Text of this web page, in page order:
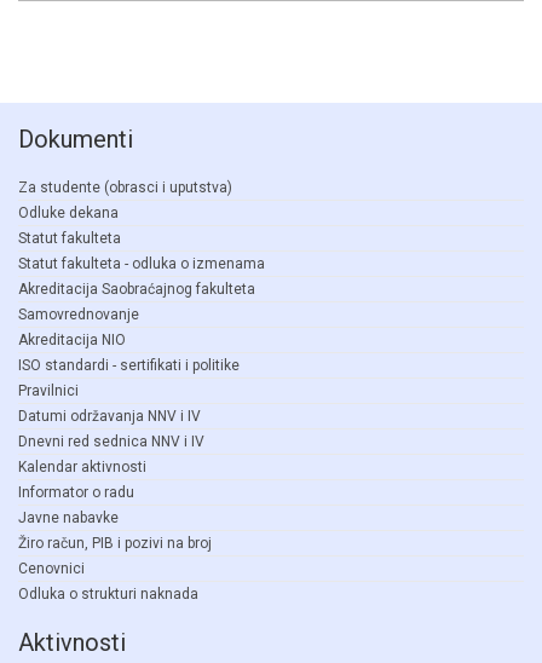
Dokumenti
Za studente (obrasci i uputstva)
Odluke dekana
Statut fakulteta
Statut fakulteta - odluka o izmenama
Akreditacija Saobraćajnog fakulteta
Samovrednovanje
Akreditacija NIO
ISO standardi - sertifikati i politike
Pravilnici
Datumi održavanja NNV i IV
Dnevni red sednica NNV i IV
Kalendar aktivnosti
Informator o radu
Javne nabavke
Žiro račun, PIB i pozivi na broj
Cenovnici
Odluka o strukturi naknada
Aktivnosti